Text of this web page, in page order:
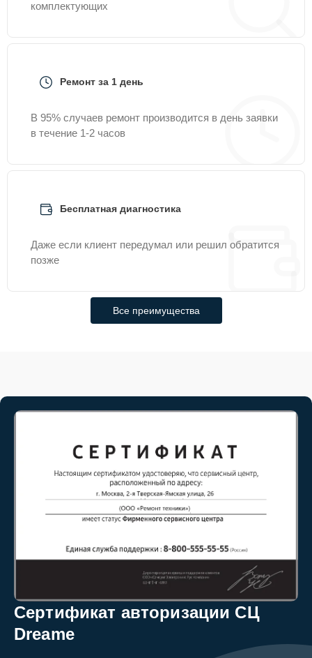
комплектующих
Ремонт за 1 день
В 95% случаев ремонт производится в день заявки
в течение 1-2 часов
Бесплатная диагностика
Даже если клиент передумал или решил обратится
позже
Все преимущества
Сертификат авторизации СЦ
Dreame